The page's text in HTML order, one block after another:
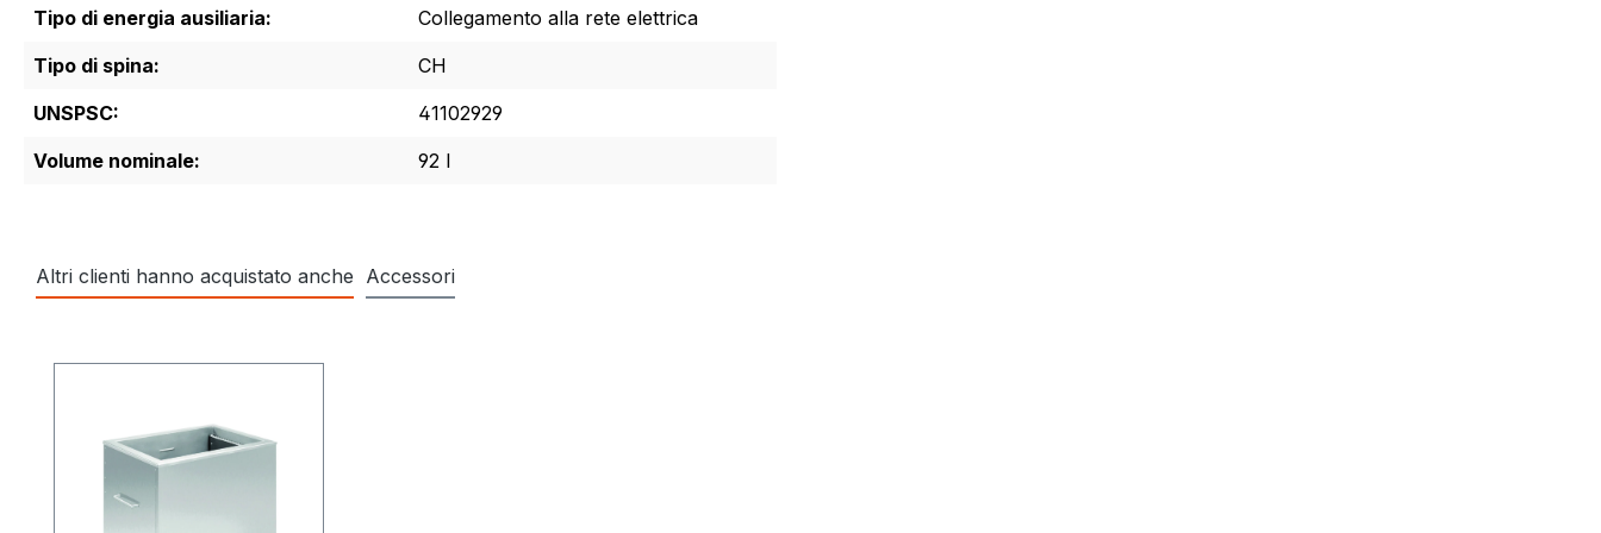
Tipo di energia ausiliaria:
Collegamento alla rete elettrica
Tipo di spina:
CH
UNSPSC:
41102929
Volume nominale:
92 l
Altri clienti hanno acquistato anche Accessori